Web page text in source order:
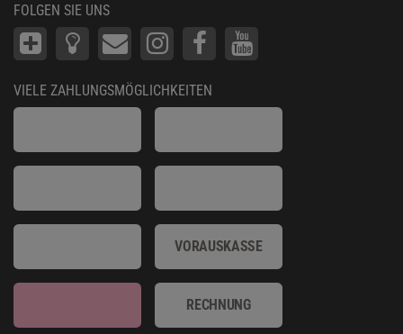
FOLGEN SIE UNS
VIELE ZAHLUNGSMÖGLICHKEITEN
VORAUSKASSE
RECHNUNG